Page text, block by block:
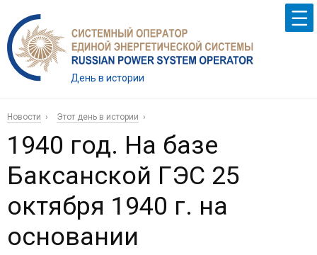
День в истории
Новости Этот день в истории
1940 год. На базе
Баксанской ГЭС 25
октября 1940 г. на
основании